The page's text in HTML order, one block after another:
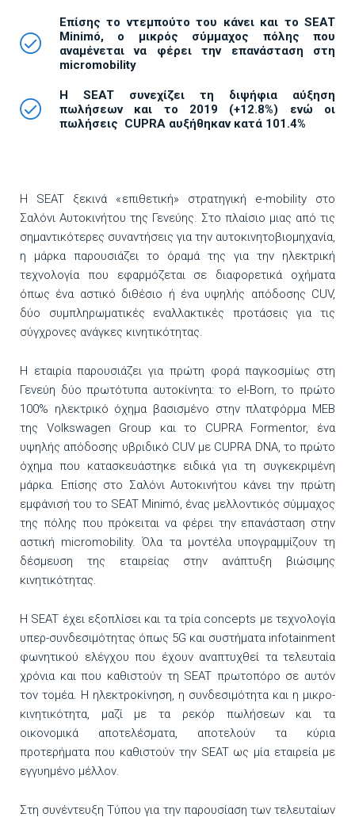
Επίσης το ντεμπούτο του κάνει και το SEAT
Minimó, ο μικρός σύμμαχος πόλης που
αναμένεται να φέρει την επανάσταση στη
micromobility
Η SEAT συνεχίζει τη διψήφια αύξηση
πωλήσεων και το 2019 (+12.8%) ενώ οι
πωλήσεις CUPRA αυξήθηκαν κατά 101.4%
H SEAT ξεκινά «επιθετική» στρατηγική e-mobility στο
Σαλόνι Αυτοκινήτου της Γενεύης. Στο πλαίσιο μιας από τις
σημαντικότερες συναντήσεις για την αυτοκινητοβιομηχανία,
η μάρκα παρουσιάζει το όραμά της για την ηλεκτρική
τεχνολογία που εφαρμόζεται σε διαφορετικά οχήματα
όπως ένα αστικό διθέσιο ή ένα υψηλής απόδοσης CUV,
δύο συμπληρωματικές εναλλακτικές προτάσεις για τις
σύγχρονες ανάγκες κινητικότητας.
Η εταιρία παρουσιάζει για πρώτη φορά παγκοσμίως στη
Γενεύη δύο πρωτότυπα αυτοκίνητα: το el-Born, το πρώτο
100% ηλεκτρικό όχημα βασισμένο στην πλατφόρμα MEB
της Volkswagen Group και το CUPRA Formentor, ένα
υψηλής απόδοσης υβριδικό CUV με CUPRA DNA, το πρώτο
όχημα που κατασκευάστηκε ειδικά για τη συγκεκριμένη
μάρκα. Επίσης στο Σαλόνι Αυτοκινήτου κάνει την πρώτη
εμφάνισή του το SEAT Minimó, ένας μελλοντικός σύμμαχος
της πόλης που πρόκειται να φέρει την επανάσταση στην
αστική micromobility. Όλα τα μοντέλα υπογραμμίζουν τη
δέσμευση της εταιρείας στην ανάπτυξη βιώσιμης
κινητικότητας.
Η SEAT έχει εξοπλίσει και τα τρία concepts με τεχνολογία
υπερ-συνδεσιμότητας όπως 5G και συστήματα infotainment
φωνητικού ελέγχου που έχουν αναπτυχθεί τα τελευταία
χρόνια και που καθιστούν τη SEAT πρωτοπόρο σε αυτόν
τον τομέα. Η ηλεκτροκίνηση, η συνδεσιμότητα και η μικρο-
κινητικότητα, μαζί με τα ρεκόρ πωλήσεων και τα
οικονομικά αποτελέσματα, αποτελούν τα κύρια
προτερήματα που καθιστούν την SEAT ως μία εταιρεία με
εγγυημένο μέλλον.
Στη συνέντευξη Τύπου για την παρουσίαση των τελευταίων